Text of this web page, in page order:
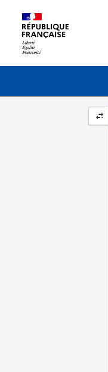
Menu principal